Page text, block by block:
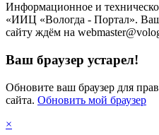
Информационное и
«ИИЦ «Вологда - Портал».
сайту ждём на
Ваш браузер устарел!
Обновите ваш браузер для
сайта. Обновить мой браузер
×